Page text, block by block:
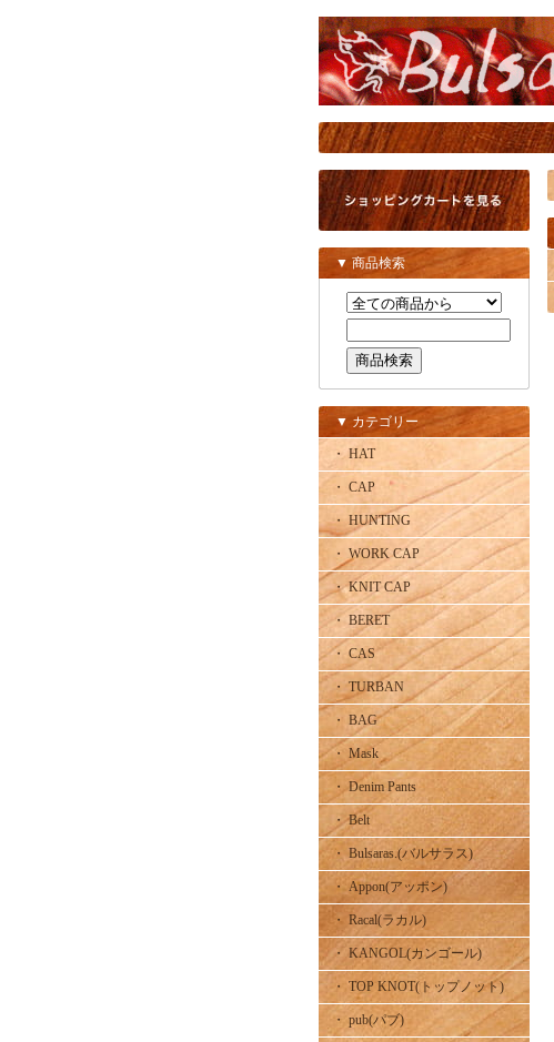
▼ 商品検索
▼ カテゴリー
・ HAT
・ CAP
・ HUNTING
・ WORK CAP
・ KNIT CAP
・ BERET
・ CAS
・ TURBAN
・ BAG
・ Mask
・ Denim Pants
・ Belt
・ Bulsaras.(バルサラス)
・ Appon(アッポン)
・ Racal(ラカル)
・ KANGOL(カンゴール)
・ TOP KNOT(トップノット)
・ pub(パブ)